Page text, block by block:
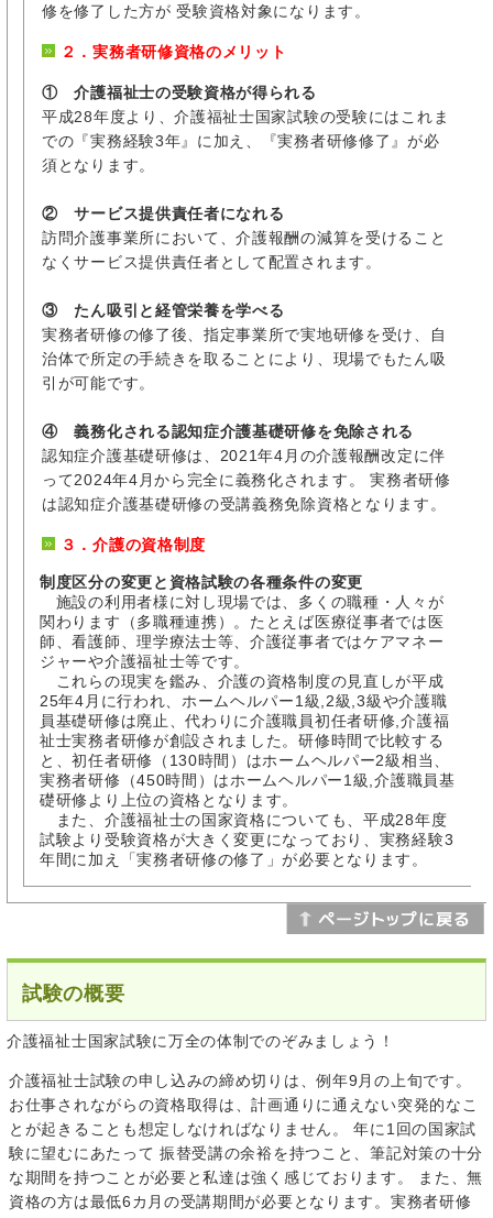
修を修了した方が 受験資格対象になります。
２．実務者研修資格のメリット
① 介護福祉士の受験資格が得られる
平成28年度より、介護福祉士国家試験の受験にはこれま
での『実務経験3年』に加え、『実務者研修修了』が必
須となります。
② サービス提供責任者になれる
訪問介護事業所において、介護報酬の減算を受けること
なくサービス提供責任者として配置されます。
③ たん吸引と経管栄養を学べる
実務者研修の修了後、指定事業所で実地研修を受け、自
治体で所定の手続きを取ることにより、現場でもたん吸
引が可能です。
④ 義務化される認知症介護基礎研修を免除される
認知症介護基礎研修は、2021年4月の介護報酬改定に伴
って2024年4月から完全に義務化されます。 実務者研修
は認知症介護基礎研修の受講義務免除資格となります。
３．介護の資格制度
制度区分の変更と資格試験の各種条件の変更
施設の利用者様に対し現場では、多くの職種・人々が
関わります（多職種連携）。たとえば医療従事者では医
師、看護師、理学療法士等、介護従事者ではケアマネー
ジャーや介護福祉士等です。
これらの現実を鑑み、介護の資格制度の見直しが平成
25年4月に行われ、ホームヘルパー1級,2級,3級や介護職
員基礎研修は廃止、代わりに介護職員初任者研修,介護福
祉士実務者研修が創設されました。研修時間で比較する
と、初任者研修（130時間）はホームヘルパー2級相当、
実務者研修（450時間）はホームヘルパー1級,介護職員基
礎研修より上位の資格となります。
また、介護福祉士の国家資格についても、平成28年度
試験より受験資格が大きく変更になっており、実務経験3
年間に加え「実務者研修の修了」が必要となります。
試験の概要
介護福祉士国家試験に万全の体制でのぞみましょう！
介護福祉士試験の申し込みの締め切りは、例年9月の上旬です。
お仕事されながらの資格取得は、計画通りに通えない突発的なこ
とが起きることも想定しなければなりません。 年に1回の国家試
験に望むにあたって 振替受講の余裕を持つこと、筆記対策の十分
な期間を持つことが必要と私達は強く感じております。 また、無
資格の方は最低6カ月の受講期間が必要となります。実務者研修